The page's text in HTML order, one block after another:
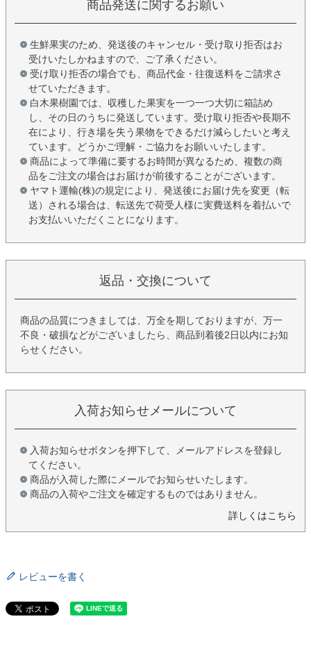
商品発送に関するお願い
生鮮果実のため、発送後のキャンセル・受け取り拒否はお
受けいたしかねますので、ご了承ください。
受け取り拒否の場合でも、商品代金・往復送料をご請求さ
せていただきます。
白木果樹園では、収穫した果実を一つ一つ大切に箱詰め
し、その日のうちに発送しています。受け取り拒否や長期不
在により、行き場を失う果物をできるだけ減らしたいと考え
ています。どうかご理解・ご協力をお願いいたします。
商品によって準備に要するお時間が異なるため、複数の商
品をご注文の場合はお届けが前後することがございます。
ヤマト運輸(株)の規定により、発送後にお届け先を変更（転
送）される場合は、転送先で荷受人様に実費送料を着払いで
お支払いいただくことになります。
返品・交換について
商品の品質につきましては、万全を期しておりますが、万一
不良・破損などがございましたら、商品到着後2日以内にお知
らせください。
入荷お知らせメールについて
入荷お知らせボタンを押下して、メールアドレスを登録し
てください。
商品が入荷した際にメールでお知らせいたします。
商品の入荷やご注文を確定するものではありません。
詳しくはこちら
レビューを書く